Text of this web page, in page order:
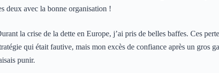
deux avec la bonne organisation !
la crise de la dette en Europe, j’ai pris de belles baffes. Ces
qui était fautive, mais mon excès de confiance après un gros
punir.